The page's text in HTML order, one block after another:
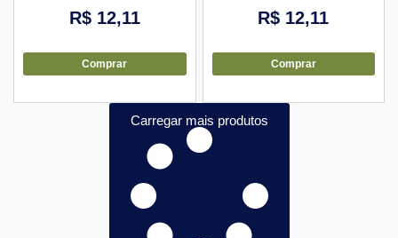
R$12,11
Comprar
R$ 12,11
Comprar
Carregar mais produtos